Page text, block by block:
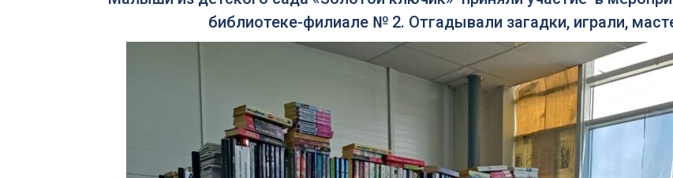
библиотеке-филиале № 2. Отгадывали загадки, играли,